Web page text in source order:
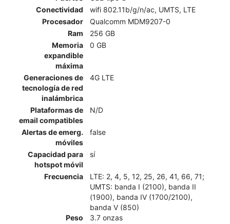
Conectividad
wifi 802.11b/g/n/ac, UMTS, LTE
Procesador
Qualcomm MDM9207-0
Ram
256 GB
Memoria
expandible
máxima
0 GB
Generaciones de
tecnología de red
inalámbrica
4G LTE
Plataformas de
email compatibles
N/D
Alertas de emerg.
móviles
false
Capacidad para
hotspot móvil
sí
Frecuencia
LTE: 2, 4, 5, 12, 25, 26, 41, 66, 71;
UMTS: banda I (2100), banda II
(1900), banda IV (1700/2100),
banda V (850)
Peso
3.7 onzas